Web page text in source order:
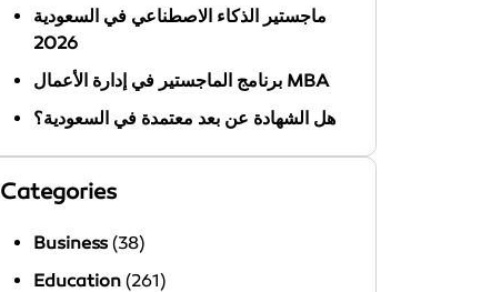
ماجستير الذكاء الاصطناعي في السعودية
2026
برنامج الماجستير في إدارة الأعمال MBA
هل الشهادة عن بعد معتمدة في السعودية؟
Categories
Business (38)
Education (261)